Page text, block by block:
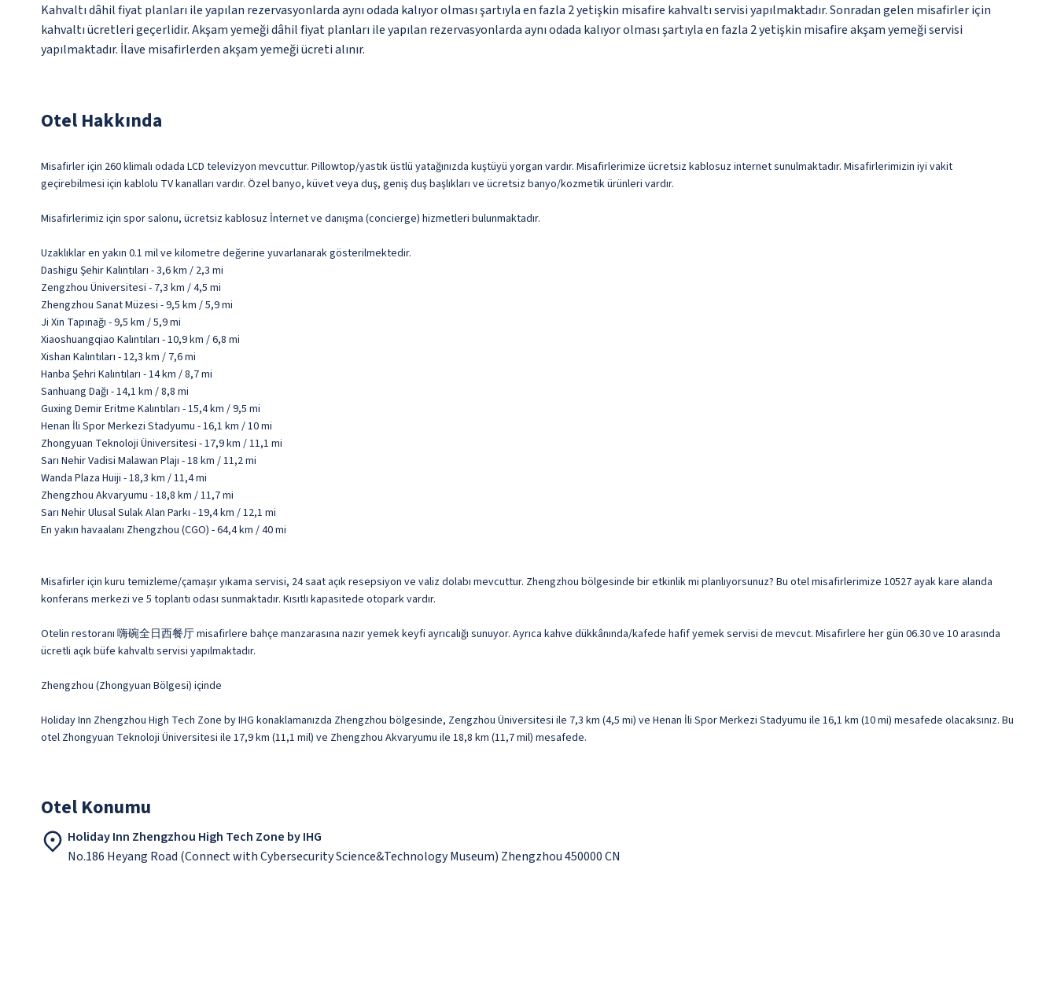
Kahvaltı dâhil fiyat planları ile yapılan rezervasyonlarda aynı odada kalıyor olması şartıyla en fazla 2 yetişkin misafire kahvaltı servisi yapılmaktadır. Sonradan gelen misafirler için
kahvaltı ücretleri geçerlidir. Akşam yemeği dâhil fiyat planları ile yapılan rezervasyonlarda aynı odada kalıyor olması şartıyla en fazla 2 yetişkin misafire akşam yemeği servisi
yapılmaktadır. İlave misafirlerden akşam yemeği ücreti alınır.
Otel Hakkında
Misafirler için 260 klimalı odada LCD televizyon mevcuttur. Pillowtop/yastık üstlü yatağınızda kuştüyü yorgan vardır. Misafirlerimize ücretsiz kablosuz internet sunulmaktadır. Misafirlerimizin iyi vakit
geçirebilmesi için kablolu TV kanalları vardır. Özel banyo, küvet veya duş, geniş duş başlıkları ve ücretsiz banyo/kozmetik ürünleri vardır.
Misafirlerimiz için spor salonu, ücretsiz kablosuz İnternet ve danışma (concierge) hizmetleri bulunmaktadır.
Uzaklıklar en yakın 0.1 mil ve kilometre değerine yuvarlanarak gösterilmektedir.
Dashigu Şehir Kalıntıları - 3,6 km / 2,3 mi
Zengzhou Üniversitesi - 7,3 km / 4,5 mi
Zhengzhou Sanat Müzesi - 9,5 km / 5,9 mi
Ji Xin Tapınağı - 9,5 km / 5,9 mi
Xiaoshuangqiao Kalıntıları - 10,9 km / 6,8 mi
Xishan Kalıntıları - 12,3 km / 7,6 mi
Hanba Şehri Kalıntıları - 14 km / 8,7 mi
Sanhuang Dağı - 14,1 km / 8,8 mi
Guxing Demir Eritme Kalıntıları - 15,4 km / 9,5 mi
Henan İli Spor Merkezi Stadyumu - 16,1 km / 10 mi
Zhongyuan Teknoloji Üniversitesi - 17,9 km / 11,1 mi
Sarı Nehir Vadisi Malawan Plajı - 18 km / 11,2 mi
Wanda Plaza Huiji - 18,3 km / 11,4 mi
Zhengzhou Akvaryumu - 18,8 km / 11,7 mi
Sarı Nehir Ulusal Sulak Alan Parkı - 19,4 km / 12,1 mi
En yakın havaalanı Zhengzhou (CGO) - 64,4 km / 40 mi
Misafirler için kuru temizleme/çamaşır yıkama servisi, 24 saat açık resepsiyon ve valiz dolabı mevcuttur. Zhengzhou bölgesinde bir etkinlik mi planlıyorsunuz? Bu otel misafirlerimize 10527 ayak kare alanda
konferans merkezi ve 5 toplantı odası sunmaktadır. Kısıtlı kapasitede otopark vardır.
Otelin restoranı 嗨碗全日西餐厅 misafirlere bahçe manzarasına nazır yemek keyfi ayrıcalığı sunuyor. Ayrıca kahve dükkânında/kafede hafif yemek servisi de mevcut. Misafirlere her gün 06.30 ve 10 arasında
ücretli açık büfe kahvaltı servisi yapılmaktadır.
Zhengzhou (Zhongyuan Bölgesi) içinde
Holiday Inn Zhengzhou High Tech Zone by IHG konaklamanızda Zhengzhou bölgesinde, Zengzhou Üniversitesi ile 7,3 km (4,5 mi) ve Henan İli Spor Merkezi Stadyumu ile 16,1 km (10 mi) mesafede olacaksınız. Bu
otel Zhongyuan Teknoloji Üniversitesi ile 17,9 km (11,1 mil) ve Zhengzhou Akvaryumu ile 18,8 km (11,7 mil) mesafede.
Otel Konumu
Holiday Inn Zhengzhou High Tech Zone by IHG
No.186 Heyang Road (Connect with Cybersecurity Science&Technology Museum) Zhengzhou 450000 CN